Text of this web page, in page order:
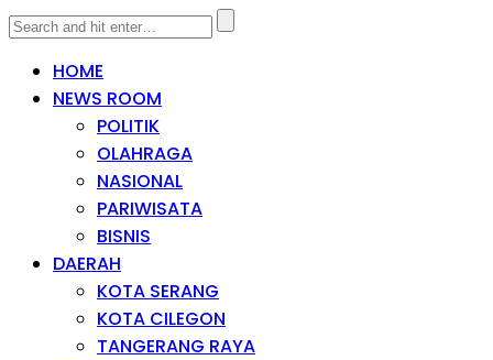
HOME
NEWS ROOM
POLITIK
OLAHRAGA
NASIONAL
PARIWISATA
BISNIS
DAERAH
KOTA SERANG
KOTA CILEGON
TANGERANG RAYA